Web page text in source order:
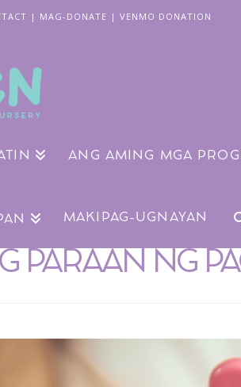
| MAG-DONATE | VENMO DONATION
ANG AMING MGA
MAKIPAG-UGNAYAN
PARAAN NG